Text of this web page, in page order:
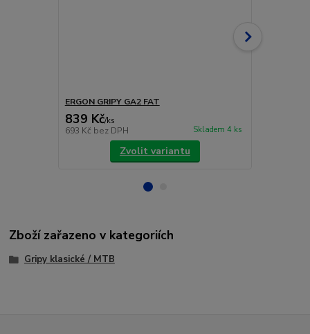
ERGON GRIPY GA2 FAT
839 Kč/ks
693 Kč bez DPH Skladem 4 ks
Zvolit variantu
Zboží zařazeno v kategoriích
Gripy klasické / MTB